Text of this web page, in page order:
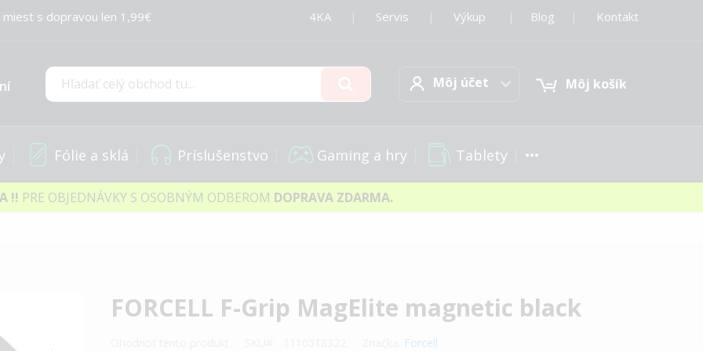
s dopravou len 1,99€ 4KA Servis Výkup Blog Kontakt
Hľadať
Môj účetMôj účet Môj košík
Fólie a sklá Príslušenstvo Gaming a hry Tablety
!! PRE OBJEDNÁVKY S OSOBNÝM ODBEROM DOPRAVA ZDARMA.
FORCELL F-Grip MagElite magnetic black
Forcell